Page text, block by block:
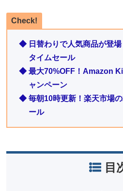
Check!
◆ 日替わりで人気商品が登
タイムセール
◆ 最大70%OFF！Amazon
ャンペーン
◆ 毎朝10時更新！楽天市場
ール
目